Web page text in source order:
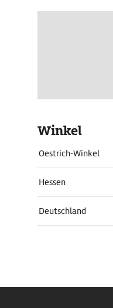
Winkel
Oestrich-Winkel
Hessen
Deutschland